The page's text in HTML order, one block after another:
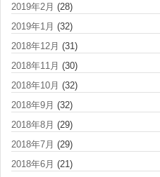
2019年2月 (28)
2019年1月 (32)
2018年12月 (31)
2018年11月 (30)
2018年10月 (32)
2018年9月 (32)
2018年8月 (29)
2018年7月 (29)
2018年6月 (21)